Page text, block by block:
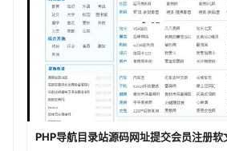
PHP导航目录站源码网址提交会员注册软